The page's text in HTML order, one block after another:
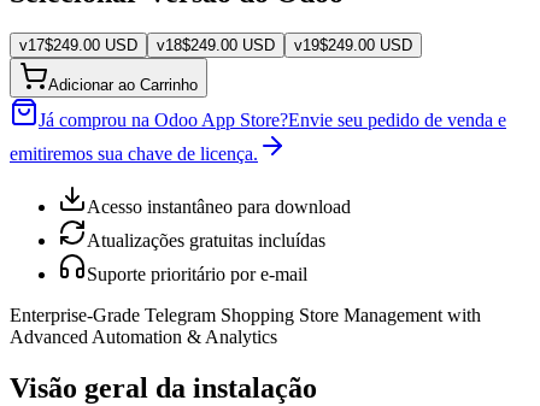
v17$249.00 USD v18$249.00 USD v19$249.00 USD
Adicionar ao Carrinho
Já comprou na Odoo App Store?Envie seu pedido de venda e
emitiremos sua chave de licença.
Acesso instantâneo para download
Atualizações gratuitas incluídas
Suporte prioritário por e-mail
Enterprise-Grade Telegram Shopping Store Management with
Advanced Automation & Analytics
Visão geral da instalação